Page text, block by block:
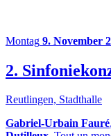
Montag 9. November
2.
Reutlingen, Stadthalle
Gabriel-Urbain Fauré